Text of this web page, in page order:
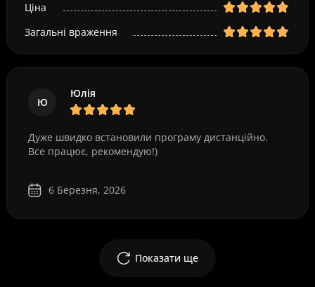
Ціна
Загальні враження
Ю
Юлія
Дуже швидко встановили програму дистанційно.
Все працює, рекомендую!)
6 Березня, 2026
Показати ще